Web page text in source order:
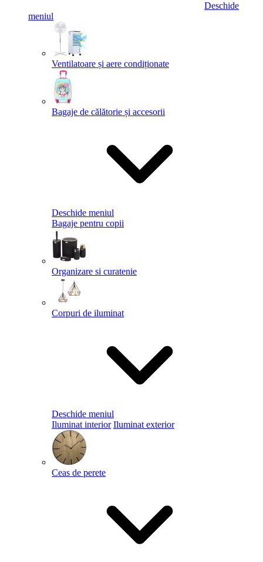
Deschide
meniul
Ventilatoare și aere condiționate
Bagaje de călătorie și accesorii
Deschide meniul
Bagaje pentru copii
Organizare si curatenie
Corpuri de iluminat
Deschide meniul
Iluminat interior Iluminat exterior
Ceas de perete